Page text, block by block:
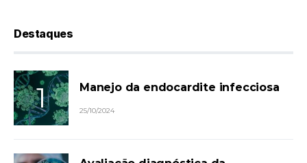
Destaques
Manejo da endocardite infecciosa
25/10/2024